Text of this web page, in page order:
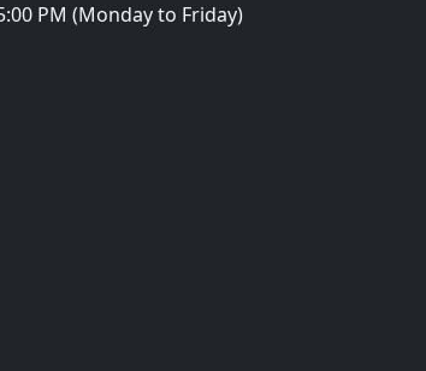
PM (Monday to Friday)